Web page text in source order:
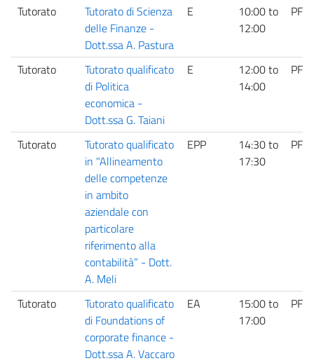
Tutorato
Tutorato di Scienza
delle Finanze -
Dott.ssa A. Pastura
E 10:00to
12:00
PF
Tutorato
Tutorato qualificato
di Politica
economica -
Dott.ssa G. Taiani
E 12:00to
14:00
PF
Tutorato
Tutorato qualificato
in "Allineamento
delle competenze
in ambito
aziendale con
particolare
riferimento alla
contabilità” - Dott.
A. Meli
EPP 14:30to
17:30
PF
Tutorato
Tutorato qualificato
di Foundations of
corporate finance -
Dott.ssa A. Vaccaro
EA 15:00to
17:00
PF